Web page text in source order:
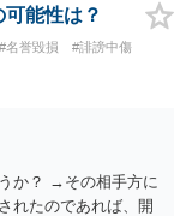
います。 また、本件
ございます。 開示請
ず、実務を踏まえた
能性は？
#名誉毀損
#誹謗中傷
か？ →その相手方に
れたのであれば、開